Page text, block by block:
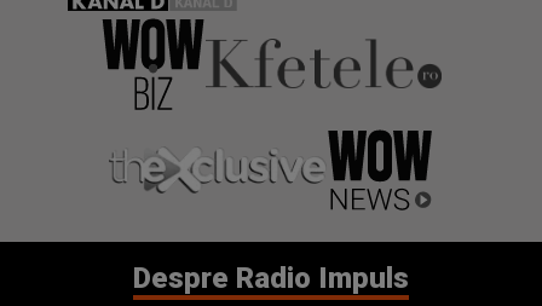
Despre Radio Impuls